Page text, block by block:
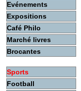
Evénements
Expositions
Café Philo
Marché livres
Brocantes
Sports
Football